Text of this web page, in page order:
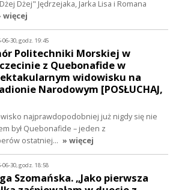
Dżej" Jędrzejaka, Jarka Lisa i Romana
więcej
06-30, godz. 19:45
Politechniki Morskiej w
z Quebonafide w
widowisku na
Narodowym [POSŁUCHAJ,
najprawdopodobniej już nigdy się nie
był Quebonafide – jeden z
ostatniej… » więcej
06-30, godz. 18:58
Szomańska. „Jako pierwsza